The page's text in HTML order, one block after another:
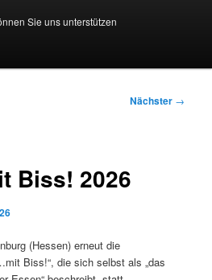
Sie uns unterstützen
Nächster →
Biss! 2026
(Hessen) erneut die
Biss!“, die sich selbst als „das